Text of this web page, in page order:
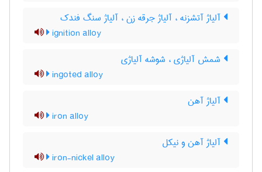
آلیاژ آتشزنه ، آلیاژ جرقه زن ، آلیاژ سنگ فندک
ignition alloy
شمش آلیاژی ، شوشه آلیاژی
ingoted alloy
آلیاژ آهن
iron alloy
آلیاژ آهن و نیکل
iron-nickel alloy